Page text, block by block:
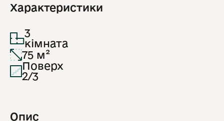
Характеристики
3
кімната
75 м²
Поверх
2/3
Опис